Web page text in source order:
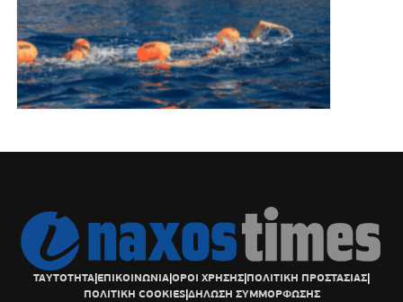
ΤΑΥΤΟΤΗΤΑ|ΕΠΙΚΟΙΝΩΝΙΑ|ΟΡΟΙ ΧΡΗΣΗΣ|ΠΟΛΙΤΙΚΗ ΠΡΟΣΤΑΣΙΑΣ|
ΠΟΛΙΤΙΚΗ COOKIES|ΔΗΛΩΣΗ ΣΥΜΜΟΡΦΩΣΗΣ